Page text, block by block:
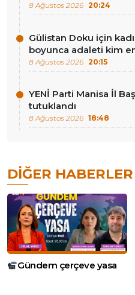
8 Ağustos 2026 20:24
Gülistan Doku için
boyunca adaleti kim
8 Ağustos 2026 20:15
YENİ Parti Manisa İl
tutuklandı
8 Ağustos 2026 18:48
DIĞER HABERLER
Gündem çerçeve yasa